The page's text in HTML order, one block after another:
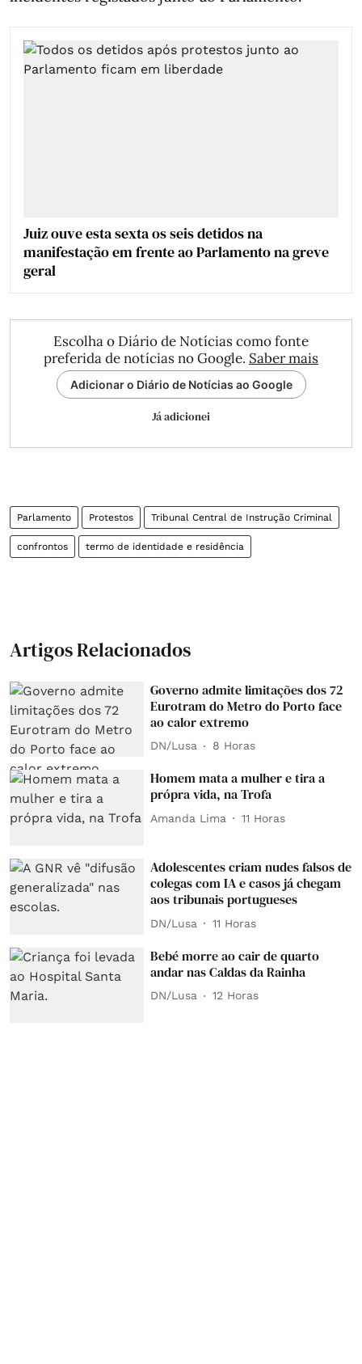
Juiz ouve esta sexta os seis detidos na
manifestação em frente ao Parlamento na greve
geral
Escolha o Diário de Notícias como fonte
preferida de notícias no Google. Saber mais
Adicionar o Diário de Notícias ao Google
Já adicionei
Parlamento Protestos Tribunal Central de Instrução Criminal
confrontos termo de identidade e residência
Artigos Relacionados
Governo admite limitações dos 72
Eurotram do Metro do Porto face
ao calor extremo
DN/Lusa 8 Horas
Homem mata a mulher e tira a
própra vida, na Trofa
Amanda Lima 11 Horas
Adolescentes criam nudes falsos de
colegas com IA e casos já chegam
aos tribunais portugueses
DN/Lusa 11 Horas
Bebé morre ao cair de quarto
andar nas Caldas da Rainha
DN/Lusa 12 Horas